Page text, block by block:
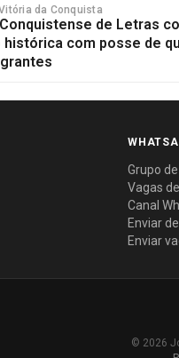
Vitória da Conquista
de Letras
histórica com posse de
Grupo
Vagas
Canal
Enviar
Enviar
© 2026